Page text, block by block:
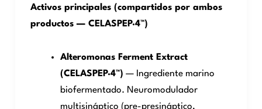
Activos principales (compartidos por ambos
productos — CELASPEP·4™)
Alteromonas Ferment Extract
(CELASPEP·4™) — Ingrediente marino
biofermentado. Neuromodulador
multisináptico (pre-presináptico,